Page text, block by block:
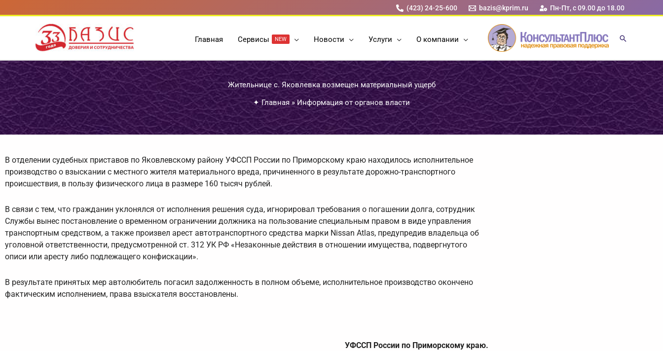
к
содержимому
(423) 24-25-600 bazis@kprim.ru Пн-Пт, с 09.00 до 18.00
Главная Cервисы NEW Новости Услуги О компании
Жительнице с. Яковлевка возмещен материальный ущерб
✦ Главная» Информация от органов власти
В отделении судебных приставов по Яковлевскому району УФССП России по Приморскому краю находилось исполнительное
производство о взыскании с местного жителя материального вреда, причиненного в результате дорожно-транспортного
происшествия, в пользу физического лица в размере 160 тысяч рублей.
В связи с тем, что гражданин уклонялся от исполнения решения суда, игнорировал требования о погашении долга, сотрудник
Службы вынес постановление о временном ограничении должника на пользование специальным правом в виде управления
транспортным средством, а также произвел арест автотранспортного средства марки Nissan Atlas, предупредив владельца об
уголовной ответственности, предусмотренной ст. 312 УК РФ «Незаконные действия в отношении имущества, подвергнутого
описи или аресту либо подлежащего конфискации».
В результате принятых мер автолюбитель погасил задолженность в полном объеме, исполнительное производство окончено
фактическим исполнением, права взыскателя восстановлены.
УФССП России по Приморскому краю.